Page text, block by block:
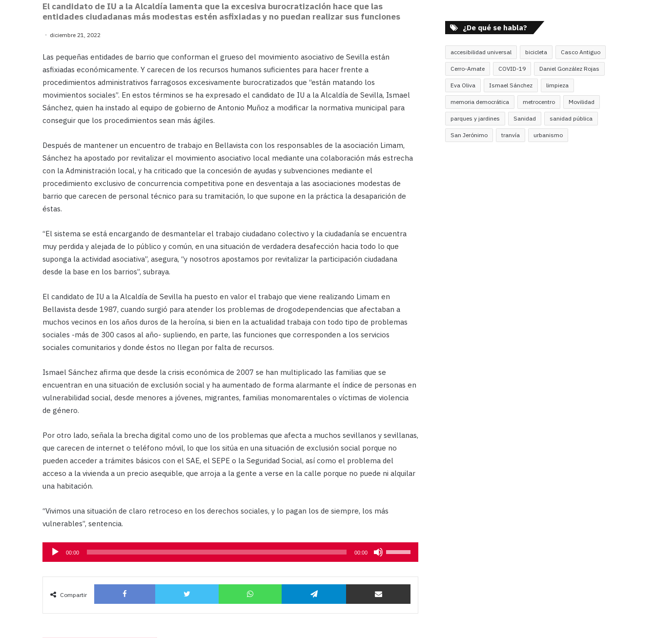
El candidato de IU a la Alcaldía lamenta que la excesiva burocratización hace que las
entidades ciudadanas más modestas estén asfixiadas y no puedan realizar sus funciones
diciembre 21, 2022
Las pequeñas entidades de barrio que conforman el grueso del movimiento asociativo de Sevilla están
asfixiadas económicamente. Y carecen de los recursos humanos suficientes para hacer frente a
procedimientos administrativos farragosos excesivamente burocratizados que “están matando los
movimientos sociales”. En estos términos se ha expresado el candidato de IU a la Alcaldía de Sevilla, Ismael
Sánchez, quien ha instado al equipo de gobierno de Antonio Muñoz a modificar la normativa municipal para
conseguir que los procedimientos sean más ágiles.
Después de mantener un encuentro de trabajo en Bellavista con los responsables de la asociación Limam,
Sánchez ha apostado por revitalizar el movimiento asociativo local mediante una colaboración más estrecha
con la Administración local, y ha criticado que la concesión de ayudas y subvenciones mediante el
procedimiento exclusivo de concurrencia competitiva pone en desventaja a las asociaciones modestas de
barrio que carecen de personal técnico para su tramitación, lo que supone en la práctica la desaparición de
éstas.
“El sistema se está encargando de desmantelar el trabajo ciudadano colectivo y la ciudadanía se encuentra
muy perdida y alejada de lo público y común, en una situación de verdadera desafección hacia todo lo que
suponga la actividad asociativa”, asegura, “y nosotros apostamos por revitalizar la participación ciudadana
desde la base en los barrios”, subraya.
El candidato de IU a la Alcaldía de Sevilla ha puesto en valor el trabajo que viene realizando Limam en
Bellavista desde 1987, cuando surgió para atender los problemas de drogodependencias que afectaban a
muchos vecinos en los años duros de la heroína, si bien en la actualidad trabaja con todo tipo de problemas
sociales -más de 300 casos al año- supliendo, en parte, las funciones que corresponden a los servicios
sociales comunitarios y donde éstos no llegan por falta de recursos.
Ismael Sánchez afirma que desde la crisis económica de 2007 se han multiplicado las familias que se
encuentran en una situación de exclusión social y ha aumentado de forma alarmante el índice de personas en
vulnerabilidad social, desde menores a jóvenes, migrantes, familias monomarentales o víctimas de violencia
de género.
Por otro lado, señala la brecha digital como uno de los problemas que afecta a muchos sevillanos y sevillanas,
que carecen de internet o teléfono móvil, lo que los sitúa en una situación de exclusión social porque no
pueden acceder a trámites básicos con el SAE, el SEPE o la Seguridad Social, así como el problema del
acceso a la vivienda a un precio asequible, que arroja a la gente a verse en la calle porque no puede ni alquilar
una habitación.
“Vivimos una situación de claro retroceso en los derechos sociales, y lo pagan los de siempre, los más
vulnerables”, sentencia.
Reproductor
de
00:00 00:00
las
de
arriba/abajo
Compartir
Facebook Twitter WhatsApp Telegram Compartir por correo
¿De qué se habla?
accesibilidad universal bicicleta Casco Antiguo
Cerro-Amate COVID-19 Daniel González Rojas
Eva Oliva Ismael Sánchez limpieza
memoria democrática metrocentro Movilidad
parques y jardines Sanidad sanidad pública
San Jerónimo tranvía urbanismo